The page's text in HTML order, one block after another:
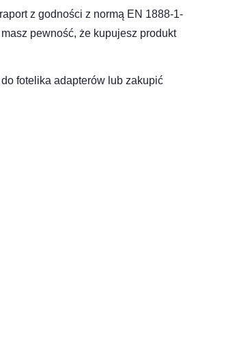
z godności z normą EN 1888-1-
pewność, że kupujesz produkt
fotelika adapterów lub zakupić